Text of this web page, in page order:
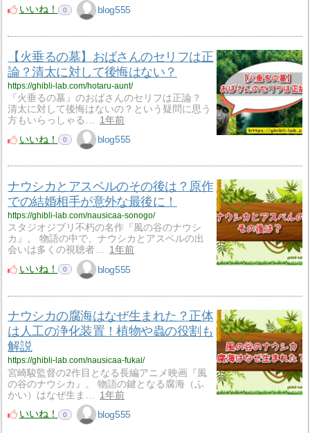
いいね！
0 blog555
【火垂るの墓】おばさんのセリフは正
論？清太に対して後悔はない？
https://ghibli-lab.com/hotaru-aunt/
『火垂るの墓』のおばさんのセリフは正論？
清太に対して後悔はないの？という疑問に思う
方もいらっしゃる…
1年前
いいね！
0 blog555
ナウシカとアスベルのその後は？原作
での結婚相手が意外な最後に！
https://ghibli-lab.com/nausicaa-sonogo/
スタジオジブリ不朽の名作『風の谷のナウシ
カ』。 物語の中で、ナウシカとアスベルの出
会いは多くの視聴者…
1年前
いいね！
0 blog555
ナウシカの腐海はなぜ生まれた？正体
は人工の浄化装置！植物や蟲の役割も
解説
https://ghibli-lab.com/nausicaa-fukai/
宮崎駿監督の2作目となる長編アニメ映画『風
の谷のナウシカ』。 物語の鍵となる腐海（ふ
かい）はなぜ生ま…
1年前
いいね！
0 blog555